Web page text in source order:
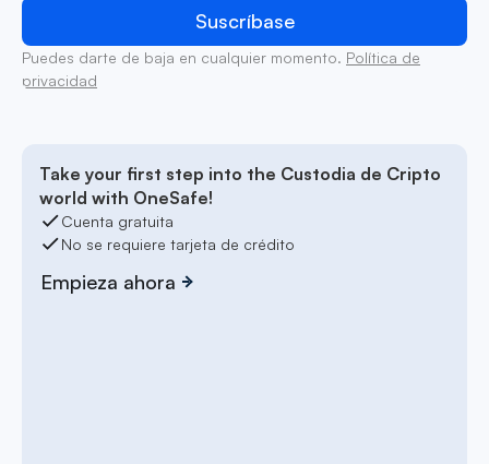
Puedes darte de baja en cualquier momento. Política de
privacidad
Take your first step into the Custodia de Cripto
world with OneSafe!
Cuenta gratuita
No se requiere tarjeta de crédito
Empieza ahora